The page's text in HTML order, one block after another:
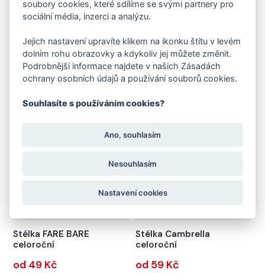
Stélka FARE vkládací zimní
od 69 Kč
Stélka FARE zimní
od 69 Kč
Stélka FARE BARE
celoroční
od 49 Kč
Stélka Cambrella
celoroční
od 59 Kč
soubory cookies, které sdílíme se svými partnery pro
sociální média, inzerci a analýzu.
Jejich nastavení upravíte klikem na ikonku štítu v levém
dolním rohu obrazovky a kdykoliv jej můžete změnit.
Podrobnější informace najdete v našich Zásadách
ochrany osobních údajů a používání souborů cookies.
Souhlasíte s používáním cookies?
Ano, souhlasím
Nesouhlasím
Nastavení cookies